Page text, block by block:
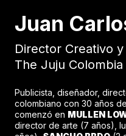
Juan
Director Creativo
The Juju Colombia
Publicista, diseñador,
colombiano con 30 años
comenzó en MULLEN
director de arte (7 años),